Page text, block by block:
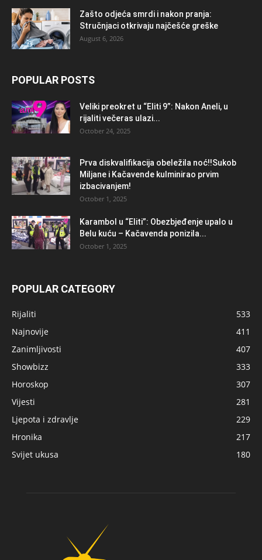
Zašto odjeća smrdi i nakon pranja:
Stručnjaci otkrivaju najčešće greške
August 6, 2026
POPULAR POSTS
Veliki preokret u “Eliti 9”: Nakon Aneli, u
rijaliti večeras ulazi...
October 24, 2025
Prva diskvalifikacija obeležila noć!!Sukob
Miljane i Kačavende kulminirao prvim
izbacivanjem!
October 1, 2025
Karambol u “Eliti”: Obezbjeđenje upalo u
Belu kuću – Kačavenda ponizila...
October 1, 2025
POPULAR CATEGORY
Rijaliti
533
Najnovije
411
Zanimljivosti
407
Showbizz
333
Horoskop
307
Vijesti
281
Ljepota i zdravlje
229
Hronika
217
Svijet ukusa
180